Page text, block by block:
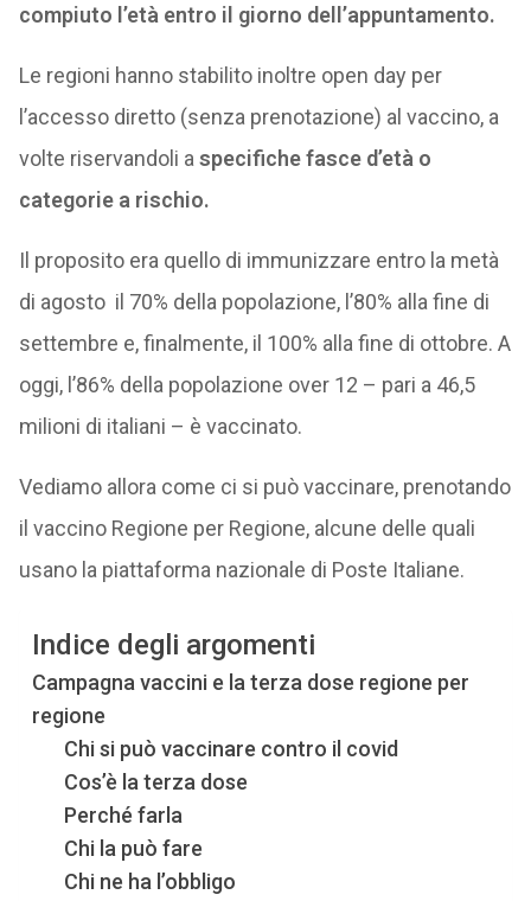
compiuto l’età entro il giorno dell’appuntamento.
Le regioni hanno stabilito inoltre open day per
l’accesso diretto (senza prenotazione) al vaccino, a
volte riservandoli a specifiche fasce d’età o
categorie a rischio.
Il proposito era quello di immunizzare entro la metà
di agosto il 70% della popolazione, l’80% alla fine di
settembre e, finalmente, il 100% alla fine di ottobre. A
oggi, l’86% della popolazione over 12 – pari a 46,5
milioni di italiani – è vaccinato.
Vediamo allora come ci si può vaccinare, prenotando
il vaccino Regione per Regione, alcune delle quali
usano la piattaforma nazionale di Poste Italiane.
Indice degli argomenti
Campagna vaccini e la terza dose regione per
regione
Chi si può vaccinare contro il covid
Cos’è la terza dose
Perché farla
Chi la può fare
Chi ne ha l’obbligo